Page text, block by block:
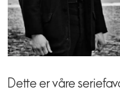
Dette er våre